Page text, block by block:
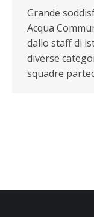
Grande
Acqua
dallo staff di
diverse
squadre